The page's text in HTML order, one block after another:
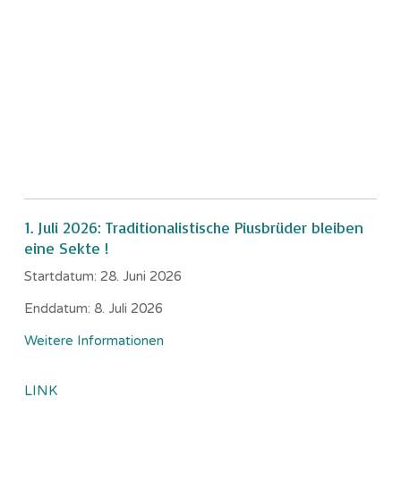
1. Juli 2026: Traditionalistische Piusbrüder bleiben
eine Sekte !
Startdatum: 28. Juni 2026
Enddatum: 8. Juli 2026
Weitere Informationen
LINK